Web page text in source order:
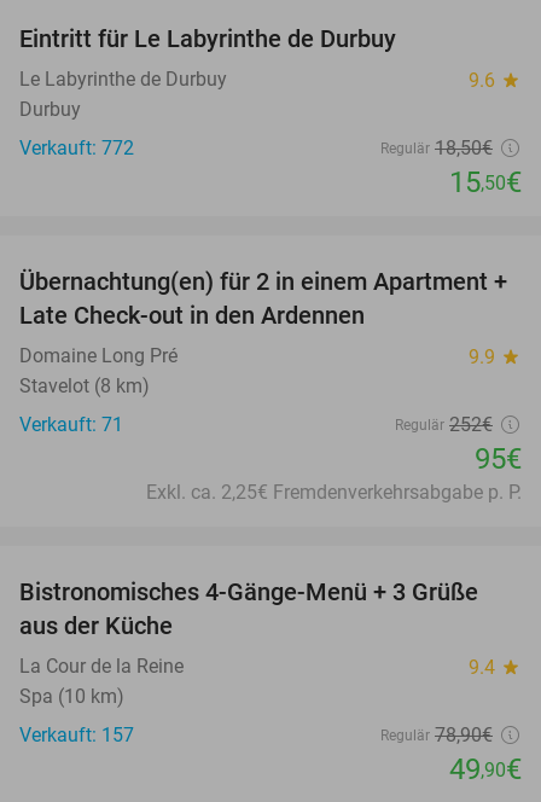
Eintritt für Le Labyrinthe de Durbuy
Le Labyrinthe de Durbuy 9.6 star
Durbuy
Verkauft: 772
Regulär 18,50€
15,50€
62%
Übernachtung(en) für 2 in einem Apartment +
Late Check-out in den Ardennen
Domaine Long Pré 9.9 star
Stavelot (8 km)
Verkauft: 71
Regulär 252€
95€
Exkl. ca. 2,25€ Fremdenverkehrsabgabe p. P.
37%
Bistronomisches 4-Gänge-Menü + 3 Grüße
aus der Küche
La Cour de la Reine 9.4 star
Spa (10 km)
Verkauft: 157
Regulär 78,90€
49,90€